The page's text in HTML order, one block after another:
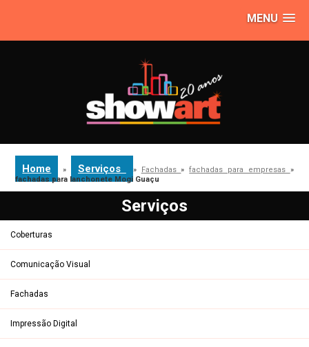
MENU
Home » Serviços » Fachadas»fachadas para empresas »
fachadas para lanchonete Mogi Guaçu
Serviços
Coberturas
Comunicação Visual
Fachadas
Impressão Digital